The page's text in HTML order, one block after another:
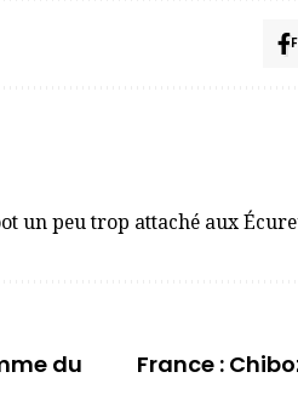
un peu trop attaché aux
du
France :